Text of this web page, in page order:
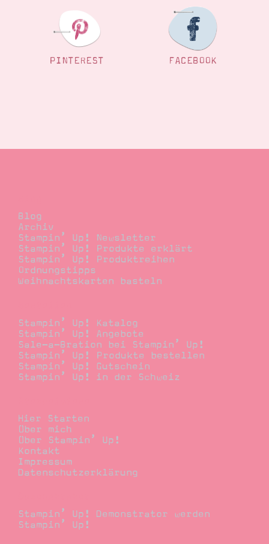
PINTEREST FACEBOOK
Blog
Archiv
Stampin’ Up! Newsletter
Stampin’ Up! Produkte erklärt
Stampin’ Up! Produktreihen
Ordnungstipps
Weihnachtskarten basteln
Stampin’ Up! Katalog
Stampin’ Up! Angebote
Sale-a-Bration bei Stampin’ Up!
Stampin’ Up! Produkte bestellen
Stampin’ Up! Gutschein
Stampin’ Up! in der Schweiz
Hier Starten
Über mich
Über Stampin’ Up!
Kontakt
Impressum
Datenschutzerklärung
Stampin’ Up! Demonstrator werden
Stampin’ Up!